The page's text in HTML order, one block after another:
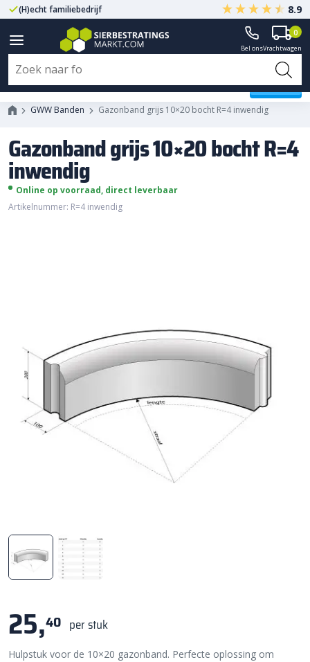
(H)echt familiebedrijf Gegarandeerd A-kwaliteit
8.9
Bel onsVrachtwagen
0
GWW Banden Gazonband grijs 10×20 bocht R=4 inwendig
Gazonband grijs 10×20 bocht R=4
inwendig
Online op voorraad, direct leverbaar
Artikelnummer: R=4 inwendig
25,40 per stuk
Hulpstuk voor de 10×20 gazonband. Perfecte oplossing om
Gazonband grijs 10x20 bocht R=4
inwendig